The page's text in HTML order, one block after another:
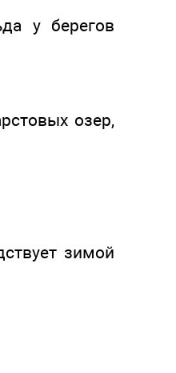
у берегов
озер,
зимой